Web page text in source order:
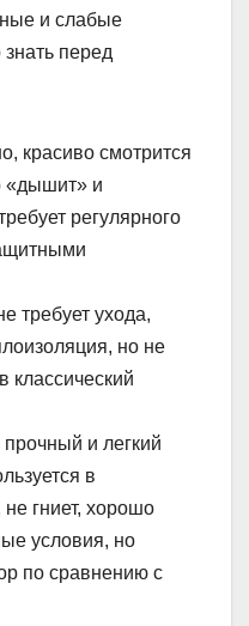
и слабые
перед
красиво смотрится
«дышит» и
регулярного
требует ухода,
но не
классический
и легкий
в
гниет, хорошо
условия, но
по сравнению с